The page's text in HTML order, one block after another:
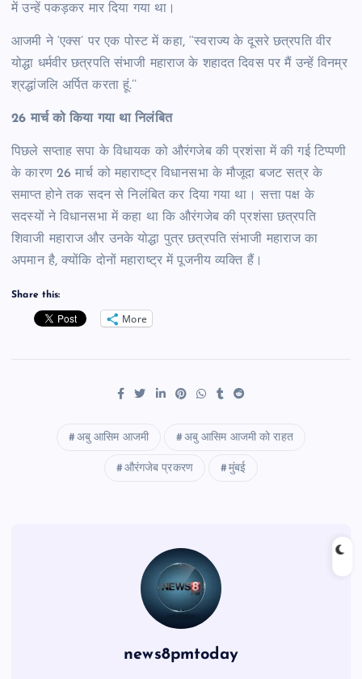
में उन्हें पकड़कर मार दिया गया था।
आजमी ने ‘एक्स’ पर एक पोस्ट में कहा, ‘‘स्वराज्य के दूसरे छत्रपति वीर
योद्धा धर्मवीर छत्रपति संभाजी महाराज के शहादत दिवस पर मैं उन्हें विनम्र
श्रद्धांजलि अर्पित करता हूं.’’
26 मार्च को किया गया था निलंबित
पिछले सप्ताह सपा के विधायक को औरंगजेब की प्रशंसा में की गई टिप्पणी
के कारण 26 मार्च को महाराष्ट्र विधानसभा के मौजूदा बजट सत्र के
समाप्त होने तक सदन से निलंबित कर दिया गया था। सत्ता पक्ष के
सदस्यों ने विधानसभा में कहा था कि औरंगजेब की प्रशंसा छत्रपति
शिवाजी महाराज और उनके योद्धा पुत्र छत्रपति संभाजी महाराज का
अपमान है, क्योंकि दोनों महाराष्ट्र में पूजनीय व्यक्ति हैं।
Share this:
More
अबु आसिम आजमी अबु आसिम आजमी को राहत
औरंगजेब प्रकरण मुंबई
news8pmtoday